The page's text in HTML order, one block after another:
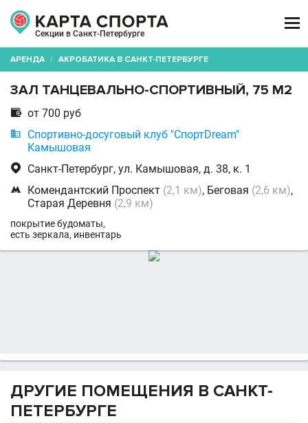
Секции в Санкт-Петербурге

АРЕНДА / АКРОБАТИКА В САНКТ-ПЕТЕРБУРГЕ
ЗАЛ ТАНЦЕВАЛЬНО-СПОРТИВНЫЙ, 75 М2
 от 700 руб

Спортивно-досуговый клуб "СпортDream"
Камышовая
 Санкт-Петербург, ул. Камышовая, д. 38, к. 1
 Комендантский Проспект (2,1 км), Беговая (2,6 км),
Старая Деревня (2,9 км)
покрытие будоматы,
есть зеркала, инвентарь
ДРУГИЕ ПОМЕЩЕНИЯ В САНКТ-
ПЕТЕРБУРГЕ